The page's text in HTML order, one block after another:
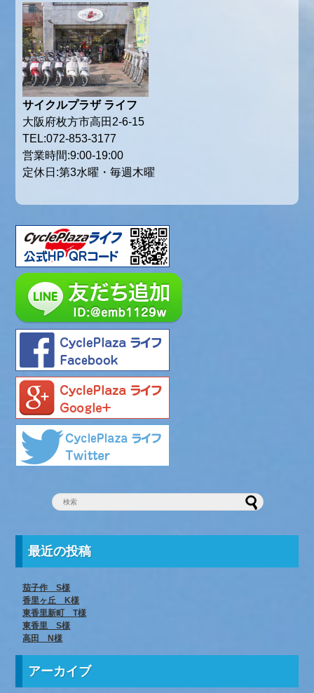
サイクルプラザ ライフ
大阪府枚方市高田2-6-15
TEL:072-853-3177
営業時間:9:00-19:00
定休日:第3水曜・毎週木曜
最近の投稿
茄子作 S様
香里ヶ丘 K様
東香里新町 T様
東香里 S様
高田 N様
アーカイブ